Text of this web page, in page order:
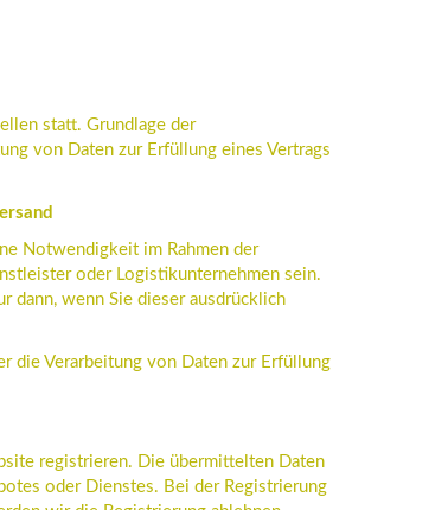
statt. Grundlage der
von Daten zur Erfüllung eines Vertrags
Notwendigkeit im Rahmen der
oder Logistikunternehmen sein.
dann, wenn Sie dieser ausdrücklich
die Verarbeitung von Daten zur Erfüllung
registrieren. Die übermittelten Daten
oder Dienstes. Bei der Registrierung